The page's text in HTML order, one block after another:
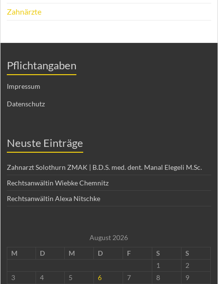
Zahnärzte
Pflichtangaben
Impressum
Datenschutz
Neuste Einträge
Zahnarzt Solothurn ZMAK | B.D.S. med. dent. Manal Elegeli M.Sc.
Rechtsanwältin Wiebke Chemnitz
Rechtsanwältin Alexa Nitschke
August 2026
M
D M D F S
S
1
2
3
4 5 6 7 8
9